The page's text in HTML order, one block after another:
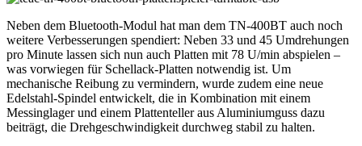
Neben dem Bluetooth-Modul hat man dem TN-400BT auch noch
weitere Verbesserungen spendiert: Neben 33 und 45 Umdrehungen
pro Minute lassen sich nun auch Platten mit 78 U/min abspielen –
was vorwiegen für Schellack-Platten notwendig ist. Um
mechanische Reibung zu vermindern, wurde zudem eine neue
Edelstahl-Spindel entwickelt, die in Kombination mit einem
Messinglager und einem Plattenteller aus Aluminiumguss dazu
beiträgt, die Drehgeschwindigkeit durchweg stabil zu halten.